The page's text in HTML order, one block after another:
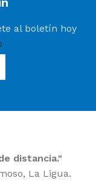
al boletín hoy
distancia."
La Ligua.